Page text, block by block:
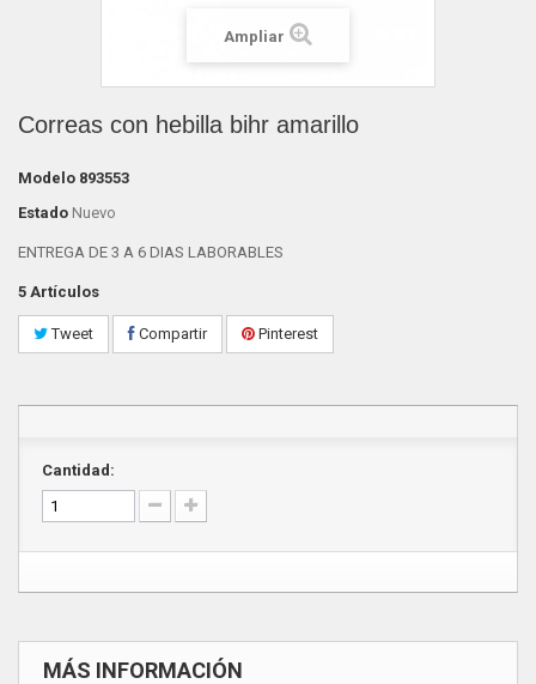
Ampliar
Correas con hebilla bihr amarillo
Modelo 893553
Estado Nuevo
ENTREGA DE 3 A 6 DIAS LABORABLES
5 Artículos
Tweet Compartir Pinterest
Cantidad:
MÁS INFORMACIÓN